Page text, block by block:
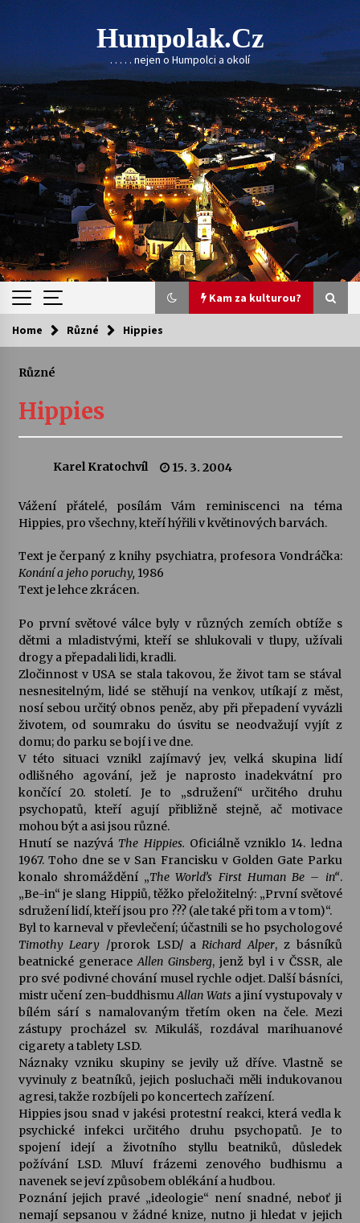
Skip
to
content
Humpolak.cz
. . . . . nejen o Humpolci a okolí
Kam za kulturou?
Kam za kulturou?
Vernisáž výstavy Josefíny Duškové: Stávám se
kapkou
30. 7. 2026
šedesátka: 28. 7.–1. 8. 2026
28. 7. 2026
Letní koncerty ve Stromovce: Kolchoz a
Jenakaši
28. 7. 2026
Votavžatský ploty
23. 7. 2026
Letní koncerty ve Stromovce: Rufus Miller
22. 7. 2026
Vysočinka
17. 7. 2026
Ozvěny prázdnin
14. 7. 2026
Za kulturou kousek za Humpolec. V Želivě ožije
odkaz Josefa Čapka
13. 7. 2026
Varhanní recitál Michala Novenka v Klášteře
Želiv
3. 7. 2026
Petr Adamec – Malovaný svět
30. 6. 2026
Home Různé Hippies
Různé
Hippies
Karel Kratochvíl 15. 3. 2004
Vážení přátelé, posílám Vám reminiscenci na téma
Hippies, pro všechny, kteří hýřili v květinových barvách.
Text je čerpaný z knihy psychiatra, profesora Vondráčka:
Konání a jeho poruchy, 1986
Text je lehce zkrácen.
Po první světové válce byly v různých zemích obtíže s
dětmi a mladistvými, kteří se shlukovali v tlupy, užívali
drogy a přepadali lidi, kradli.
Zločinnost v USA se stala takovou, že život tam se stával
nesnesitelným, lidé se stěhují na venkov, utíkají z měst,
nosí sebou určitý obnos peněz, aby při přepadení vyvázli
životem, od soumraku do úsvitu se neodvažují vyjít z
domu; do parku se bojí i ve dne.
V této situaci vznikl zajímavý jev, velká skupina lidí
odlišného agování, jež je naprosto inadekvátní pro
končící 20. století. Je to „sdružení“ určitého druhu
psychopatů, kteří agují přibližně stejně, ač motivace
mohou být a asi jsou různé.
Hnutí se nazývá The Hippies. Oficiálně vzniklo 14. ledna
1967. Toho dne se v San Francisku v Golden Gate Parku
konalo shromáždění „The World’s First Human Be – in“.
„Be-in“ je slang Hippiů, těžko přeložitelný: „První světové
sdružení lidí, kteří jsou pro ??? (ale také při tom a v tom)“.
Byl to karneval v převlečení; účastnili se ho psychologové
Timothy Leary /prorok LSD/ aRichard Alper, z básníků
beatnické generaceAllen Ginsberg, jenž byl i v ČSSR, ale
pro své podivné chování musel rychle odjet. Další básníci,
mistr učení zen-buddhismuAllan Wats a jiní vystupovaly v
bílém sárí s namalovaným třetím oken na čele. Mezi
zástupy procházel sv. Mikuláš, rozdával marihuanové
cigarety a tablety LSD.
Náznaky vzniku skupiny se jevily už dříve. Vlastně se
vyvinuly z beatníků, jejich posluchači měli indukovanou
agresi, takže rozbíjeli po koncertech zařízení.
Hippies jsou snad v jakési protestní reakci, která vedla k
psychické infekci určitého druhu psychopatů. Je to
spojení idejí a životního styllu beatniků, důsledek
požívání LSD. Mluví frázemi zenového budhismu a
navenek se jeví způsobem oblékání a hudbou.
Poznání jejich pravé „ideologie“ není snadné, neboť ji
nemají sepsanou v žádné knize, nutno ji hledat v jejich